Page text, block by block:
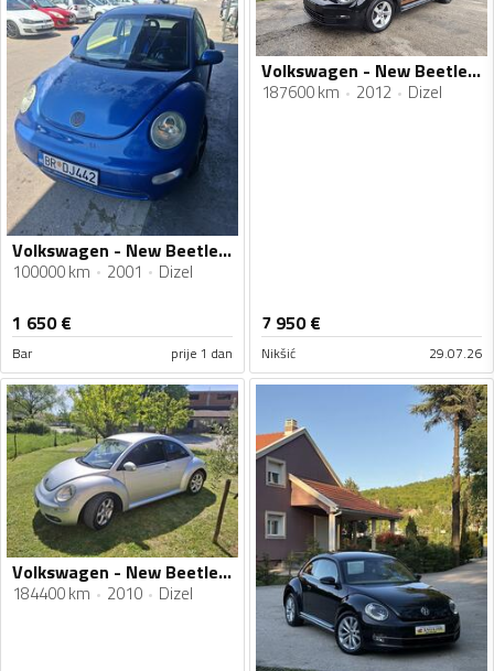
Volkswagen - New Beetle - 1.9
100000 km 2001 Dizel
1 650€
Bar prije 1 dan
Volkswagen - New Beetle - 1.6 tdi
187600 km 2012 Dizel
7 950€
Nikšić 29.07.26
Volkswagen - New Beetle - 1.9 tdi
184400 km 2010 Dizel